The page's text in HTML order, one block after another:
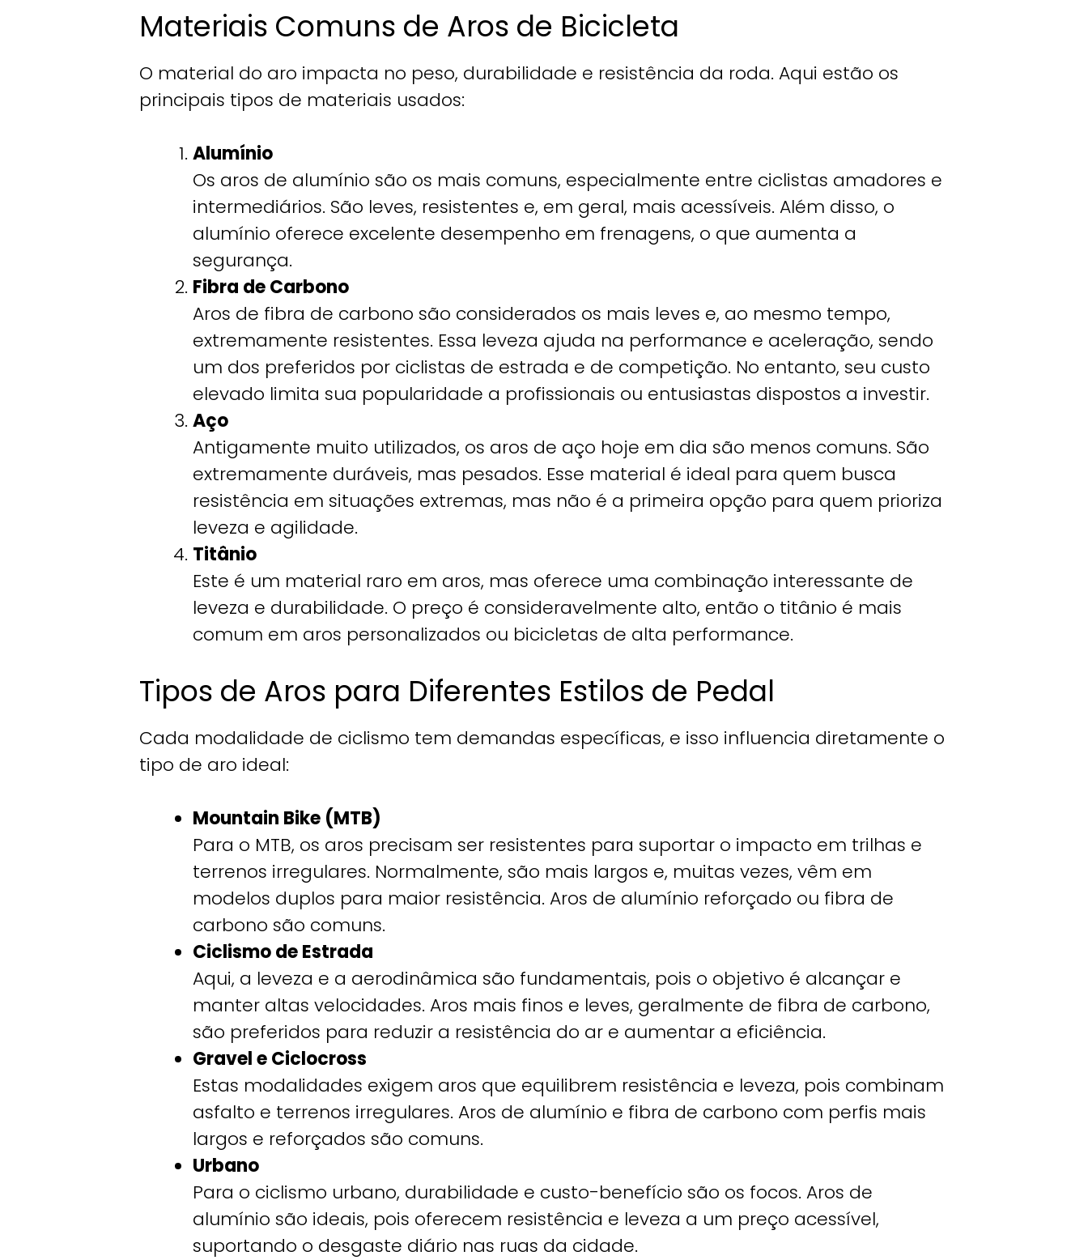
Materiais Comuns de Aros de Bicicleta
O material do aro impacta no peso, durabilidade e resistência da roda. Aqui estão os
principais tipos de materiais usados:
Alumínio
Os aros de alumínio são os mais comuns, especialmente entre ciclistas amadores e
intermediários. São leves, resistentes e, em geral, mais acessíveis. Além disso, o
alumínio oferece excelente desempenho em frenagens, o que aumenta a
segurança.
Fibra de Carbono
Aros de fibra de carbono são considerados os mais leves e, ao mesmo tempo,
extremamente resistentes. Essa leveza ajuda na performance e aceleração, sendo
um dos preferidos por ciclistas de estrada e de competição. No entanto, seu custo
elevado limita sua popularidade a profissionais ou entusiastas dispostos a investir.
Aço
Antigamente muito utilizados, os aros de aço hoje em dia são menos comuns. São
extremamente duráveis, mas pesados. Esse material é ideal para quem busca
resistência em situações extremas, mas não é a primeira opção para quem prioriza
leveza e agilidade.
Titânio
Este é um material raro em aros, mas oferece uma combinação interessante de
leveza e durabilidade. O preço é consideravelmente alto, então o titânio é mais
comum em aros personalizados ou bicicletas de alta performance.
Tipos de Aros para Diferentes Estilos de Pedal
Cada modalidade de ciclismo tem demandas específicas, e isso influencia diretamente o
tipo de aro ideal:
Mountain Bike (MTB)
Para o MTB, os aros precisam ser resistentes para suportar o impacto em trilhas e
terrenos irregulares. Normalmente, são mais largos e, muitas vezes, vêm em
modelos duplos para maior resistência. Aros de alumínio reforçado ou fibra de
carbono são comuns.
Ciclismo de Estrada
Aqui, a leveza e a aerodinâmica são fundamentais, pois o objetivo é alcançar e
manter altas velocidades. Aros mais finos e leves, geralmente de fibra de carbono,
são preferidos para reduzir a resistência do ar e aumentar a eficiência.
Gravel e Ciclocross
Estas modalidades exigem aros que equilibrem resistência e leveza, pois combinam
asfalto e terrenos irregulares. Aros de alumínio e fibra de carbono com perfis mais
largos e reforçados são comuns.
Urbano
Para o ciclismo urbano, durabilidade e custo-benefício são os focos. Aros de
alumínio são ideais, pois oferecem resistência e leveza a um preço acessível,
suportando o desgaste diário nas ruas da cidade.